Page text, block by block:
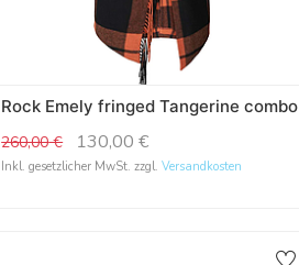
Rock Emely fringed Tangerine combo
260,00€ 130,00 €
Inkl. gesetzlicher MwSt. zzgl.Versandkosten